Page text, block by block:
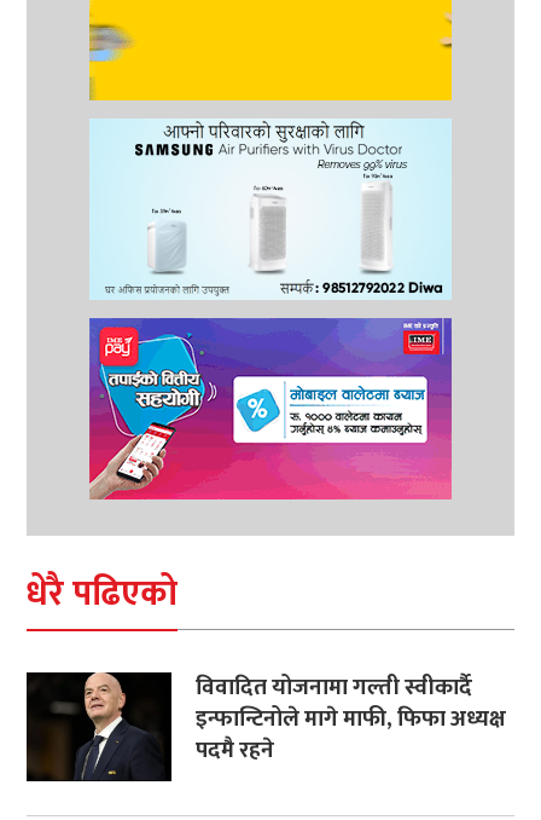
धेरै पढिएको
विवादित योजनामा गल्ती स्वीकार्दै
इन्फान्टिनोले मागे माफी, फिफा अध्यक्ष
पदमै रहने